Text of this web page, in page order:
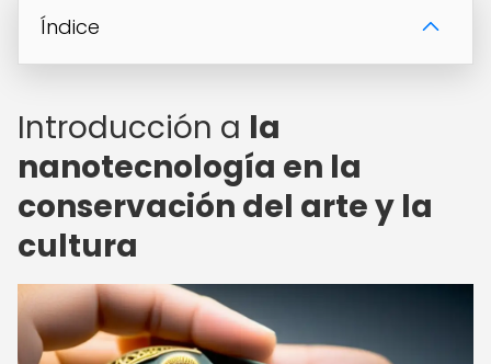
Índice
Introducción a la
nanotecnología en la
conservación del arte y la
cultura